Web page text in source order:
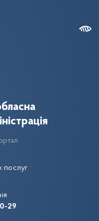
послуг
29